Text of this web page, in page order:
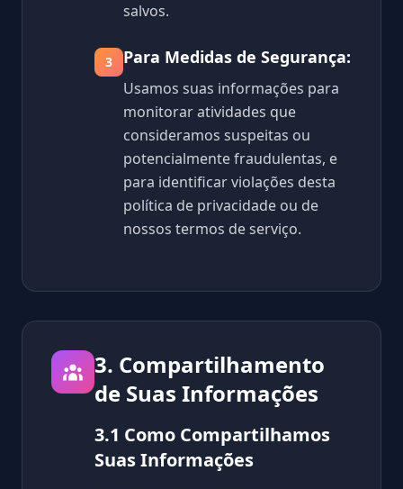
salvos.
3 Para Medidas de Segurança:
Usamos suas informações para
monitorar atividades que
consideramos suspeitas ou
potencialmente fraudulentas, e
para identificar violações desta
política de privacidade ou de
nossos termos de serviço.
3. Compartilhamento
de Suas Informações
3.1 Como Compartilhamos
Suas Informações